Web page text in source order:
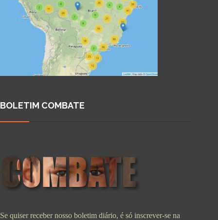
BOLETIM COMBATE
Se quiser receber nosso boletim diário, é só inscrever-se na